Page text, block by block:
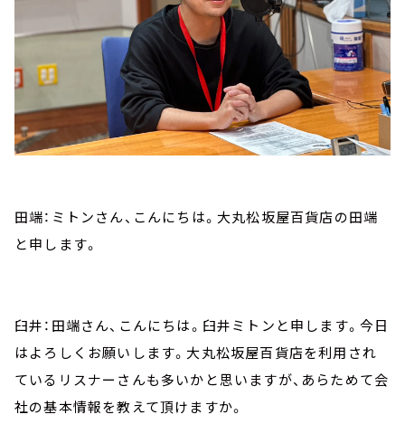
田端：ミトンさん、こんにちは。大丸松坂屋百貨店の田端
と申します。
臼井：田端さん、こんにちは。臼井ミトンと申します。今日
はよろしくお願いします。大丸松坂屋百貨店を利用され
ているリスナーさんも多いかと思いますが、あらためて会
社の基本情報を教えて頂けますか。